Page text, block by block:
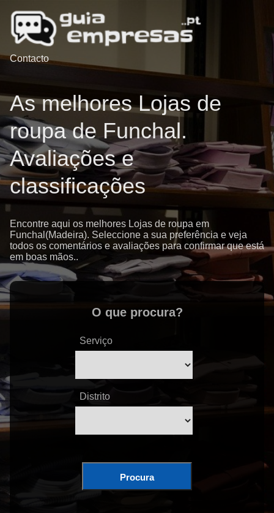
Contacto
As melhores Lojas de
roupa de Funchal.
Avaliações e
classificações
Encontre aqui os melhores Lojas de roupa em
Funchal(Madeira). Seleccione a sua preferência e veja
todos os comentários e avaliações para confirmar que está
em boas mãos..
O que procura?
Serviço
Distrito
Procura